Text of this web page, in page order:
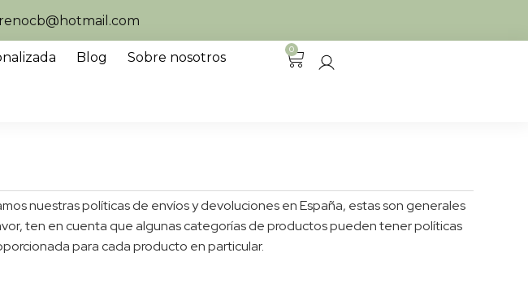
Blog Sobre nosotros
0
nuestras políticas de envíos y devoluciones en España, estas son generales
ten en cuenta que algunas categorías de productos pueden tener políticas
para cada producto en particular.